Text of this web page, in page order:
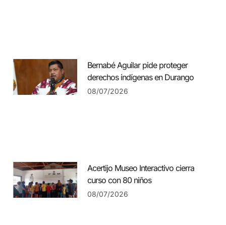
Bernabé Aguilar pide proteger
derechos indígenas en Durango
08/07/2026
Acertijo Museo Interactivo cierra
curso con 80 niños
08/07/2026